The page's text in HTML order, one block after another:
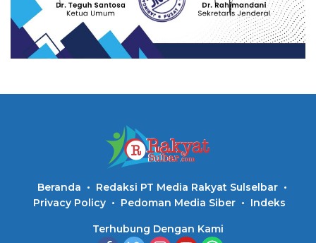
Beranda
Redaksi PT Media Rakyat Sulselbar
Privacy Policy
Pedoman Media Siber Indeks
Terhubung Dengan Kami